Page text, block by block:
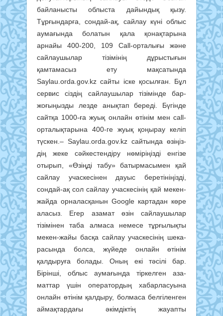
байланысты облыста дайындық қызу.
Тұрғындарға, сондай-ақ, сайлау күні облыс
аумағында болатын қала қонақтарына
арнайы 400-200, 109 Call-орталығы және
сайлаушылар тізімінің дұрыстығын
қамтамасыз ету мақсатында
Saylau.orda.gov.kz сайты іске қосылған. Бұл
сервис сіздің сайлаушылар тізімінде бар-
жоғыңызды лезде анықтап береді. Бүгінде
сайтқа 1000-ға жуық онлайн өтінім мен сall-
орталықтарына 400-ге жуық қоңырау келіп
түскен.– Saylau.orda.gov.kz сайтында өзіңіз­
дің жеке сәйкестендіру нө­мі­ріңізді енгізе
отырып, «Өзіңді табу» батырмасымен қай
сайлау учаскесінен дауыс беретініңізді,
сондай-ақ сол сайлау учаскесінің қай мекен-
жайда орналасқанын Google картадан көре
аласыз. Егер азамат өзін сайлаушылар
тізімінен таба алмаса немесе тұр­ғылықты
мекен-жайы бас­қа сайлау учаскесінің шека­
ра­сында болса, жүйеде онлайн өтінім
қалдыруға болады. Оның екі тәсілі бар.
Бірінші, облыс аумағында тіркелген аза­­
маттар үшін оператордың хабарласуына
онлайн өтінім қалдыру, болмаса белгіленген
аймақтардағы әкімдіктің жауапты